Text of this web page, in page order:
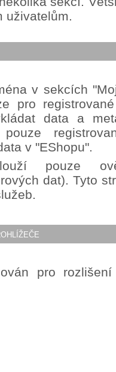
uživatelům.
v sekcích
pro
data a
pouze
v "EShopu".
pouze
dat). Tyto
pro